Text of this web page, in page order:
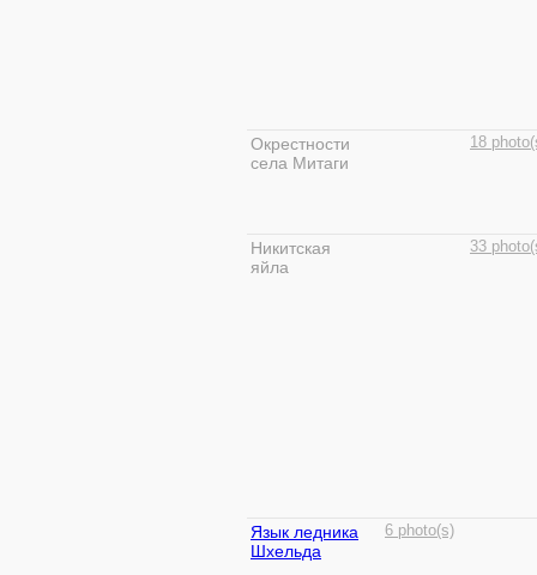
Окрестности
села Митаги
18
Никитская
яйла
33
Язык ледника
Шхельда
6 photo(s)